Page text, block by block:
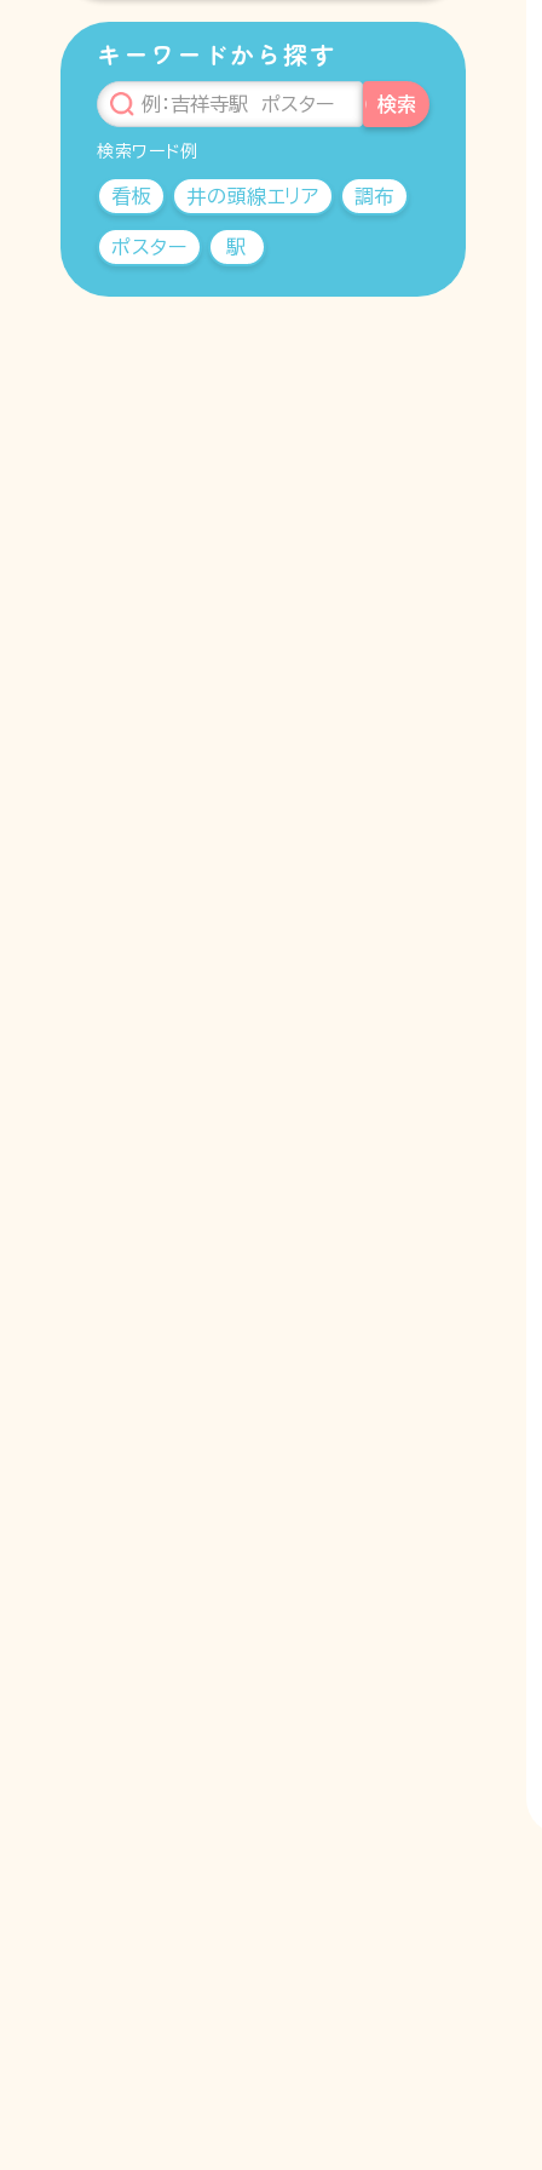
キーワードから探す
検索
検索ワード例
看板 井の頭線エリア 調布
ポスター 駅